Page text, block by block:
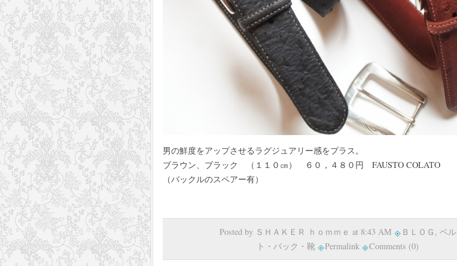
男の鮮度をアップさせるラグジュアリー感をプラス。
ブラウン、ブラック （１１０㎝） ６０，４８０円 FAUSTO COLATO
（バックルのスペアー有）
Posted by ＳＨＡＫＥＲ ｈｏｍｍｅ at 8:43 AM ＢＬＯＧ , ベル
ト・バック・靴
Permalink Comments (0)